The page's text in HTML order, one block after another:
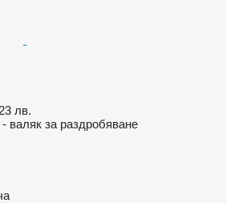
лв.
валяк за раздробяване